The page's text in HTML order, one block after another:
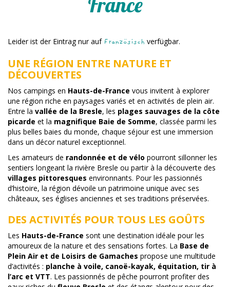
Leider ist der Eintrag nur auf Französisch verfügbar.
UNE RÉGION ENTRE NATURE ET
DÉCOUVERTES
Nos campings en Hauts-de-France vous invitent à explorer
une région riche en paysages variés et en activités de plein air.
Entre la vallée de la Bresle, les plages sauvages de la côte
picarde et la magnifique Baie de Somme, classée parmi les
plus belles baies du monde, chaque séjour est une immersion
dans un décor naturel exceptionnel.
Les amateurs de randonnée et de vélo pourront sillonner les
sentiers longeant la rivière Bresle ou partir à la découverte des
villages pittoresques environnants. Pour les passionnés
d’histoire, la région dévoile un patrimoine unique avec ses
châteaux, ses églises anciennes et ses traditions préservées.
DES ACTIVITÉS POUR TOUS LES GOÛTS
Les Hauts-de-France sont une destination idéale pour les
amoureux de la nature et des sensations fortes. La Base de
Plein Air et de Loisirs de Gamaches propose une multitude
d’activités : planche à voile, canoë-kayak, équitation, tir à
l’arc et VTT. Les passionnés de pêche pourront profiter des